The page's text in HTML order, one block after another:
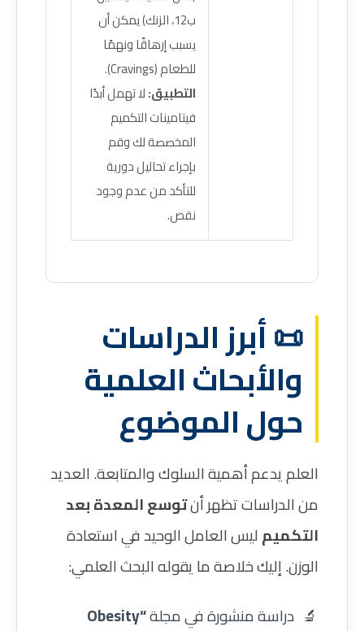
ب12، الزنك) يمكن أن
يسبب إرهاقًا ونهمًا
للطعام (Cravings).
التطبيق:لا تهمل أبدًا
فيتامينات التكميم
المخصصة لك وقم
بإجراء تحاليل دورية
للتأكد من عدم وجود
نقص.
📜 أبرز الدراسات
والأبحاث العلمية
حول الموضوع
العلم يدعم أهمية السلوك والمتابعة. العديد
من الدراسات تظهر أنتوسع المعدة بعد
التكميمليس العامل الوحيد في استعادة
الوزن. إليك خلاصة ما يقوله البحث العلمي:
دراسة منشورة في مجلة “Obesity